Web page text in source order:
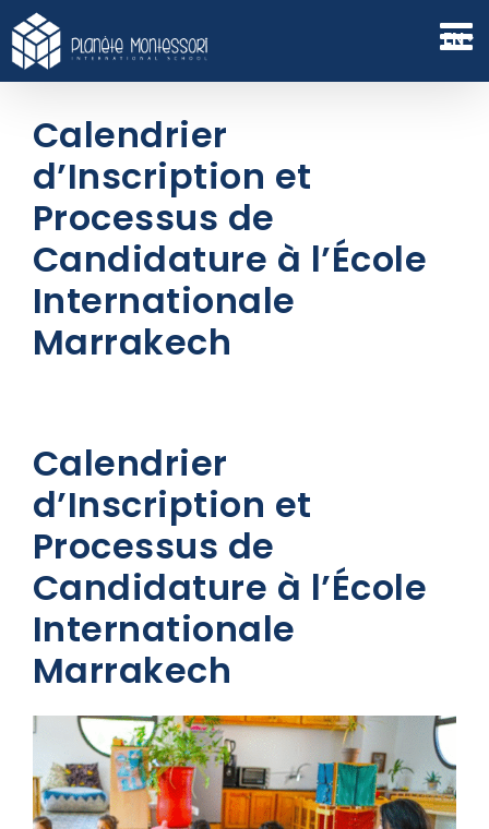
Skip
to
content
EN
Calendrier
d’Inscription et
Processus de
Candidature à l’École
Internationale
Marrakech
Calendrier
d’Inscription et
Processus de
Candidature à l’École
Internationale
Marrakech